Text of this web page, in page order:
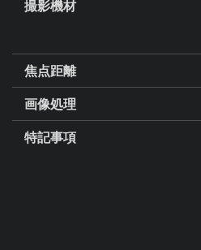
撮影機材
焦点距離
画像処理
特記事項